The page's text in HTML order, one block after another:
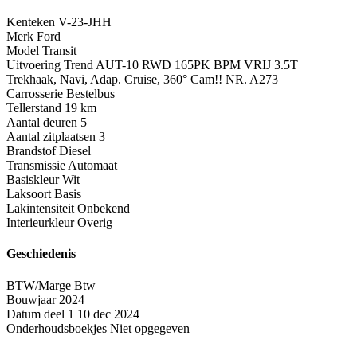
Kenteken V-23-JHH
Merk Ford
Model Transit
Uitvoering Trend AUT-10 RWD 165PK BPM VRIJ 3.5T
Trekhaak, Navi, Adap. Cruise, 360° Cam!! NR. A273
Carrosserie Bestelbus
Tellerstand 19 km
Aantal deuren 5
Aantal zitplaatsen 3
Brandstof Diesel
Transmissie Automaat
Basiskleur Wit
Laksoort Basis
Lakintensiteit Onbekend
Interieurkleur Overig
Geschiedenis
BTW/Marge Btw
Bouwjaar 2024
Datum deel 1 10 dec 2024
Onderhoudsboekjes Niet opgegeven